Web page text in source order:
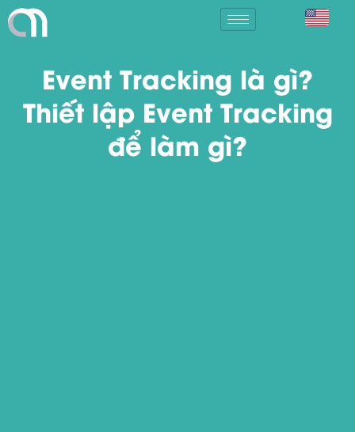
Event Tracking là gì?
Thiết lập Event Tracking
để làm gì?